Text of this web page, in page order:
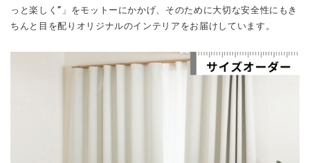
っと楽しく”」をモットーにかかげ、そのために大切な安全性にもき
ちんと目を配りオリジナルのインテリアをお届けしています。